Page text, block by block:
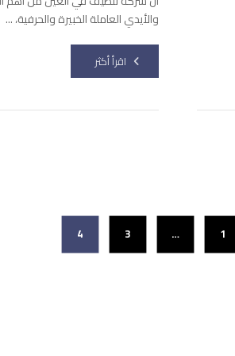
والأيدي العاملة الخبيرة والحرفية، ...
اقرأ أكثر
1
…
3
4